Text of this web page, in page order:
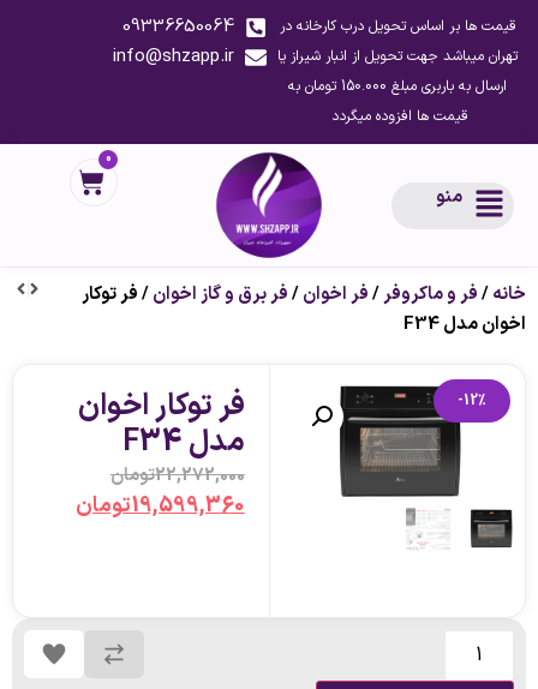
قیمت ها بر اساس تحویل درب کارخانه در
تهران میباشد جهت تحویل از انبار شیراز یا
ارسال به باربری مبلغ 150.000 تومان به
قیمت ها افزوده میگردد
09336650064
info@shzapp.ir
منو
0
خانه/فر و ماکروفر/فر اخوان/فر برق و گاز اخوان/ فر توکار
اخوان مدل F34
-12% فر توکار اخوان
مدل F34
22,272,000تومان
19,599,360تومان